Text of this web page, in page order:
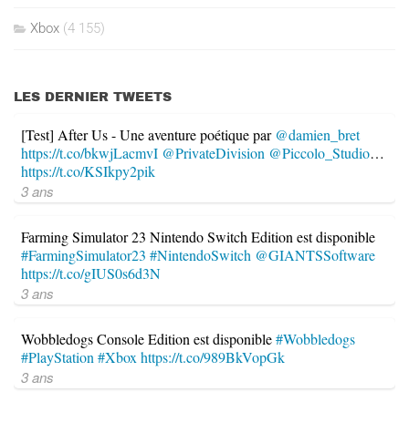
Xbox (4 155)
LES DERNIER TWEETS
[Test] After Us - Une aventure poétique par @damien_bret
https://t.co/bkwjLacmvI @PrivateDivision @Piccolo_Studio…
https://t.co/KSIkpy2pik
3 ans
Farming Simulator 23 Nintendo Switch Edition est disponible
#FarmingSimulator23 #NintendoSwitch @GIANTSSoftware
https://t.co/gIUS0s6d3N
3 ans
Wobbledogs Console Edition est disponible#Wobbledogs
#PlayStation#Xboxhttps://t.co/989BkVopGk
3 ans